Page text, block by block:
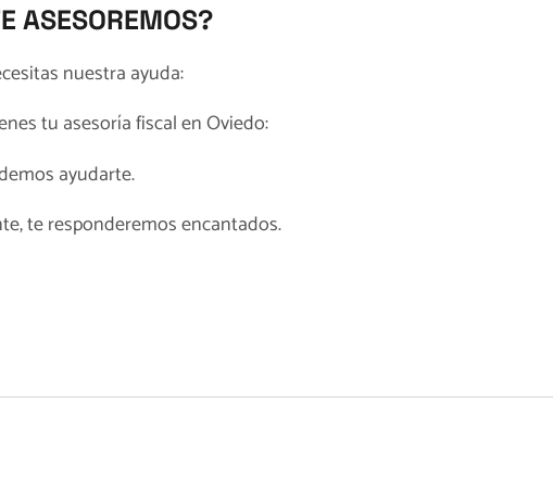
ASESOREMOS?
nuestra ayuda:
tu asesoría fiscal en Oviedo:
ayudarte.
te responderemos encantados.